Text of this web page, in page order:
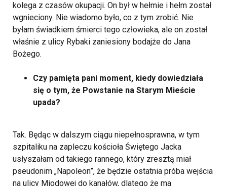
kolega z czasów okupacji. On był w hełmie i hełm został
wgnieciony. Nie wiadomo było, co z tym zrobić. Nie
byłam świadkiem śmierci tego człowieka, ale on został
właśnie z ulicy Rybaki zaniesiony bodajże do Jana
Bożego.
Czy pamięta pani moment, kiedy dowiedziała
się o tym, że Powstanie na Starym Mieście
upada?
Tak. Będąc w dalszym ciągu niepełnosprawna, w tym
szpitaliku na zapleczu kościoła Świętego Jacka
usłyszałam od takiego rannego, który zresztą miał
pseudonim „Napoleon”, że będzie ostatnia próba wejścia
na ulicy Miodowej do kanałów, dlatego że ma